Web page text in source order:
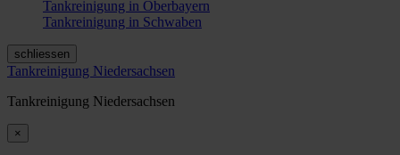
Tankreinigung in Oberbayern
Tankreinigung in Schwaben
schliessen
Tankreinigung Niedersachsen
Tankreinigung Niedersachsen
×